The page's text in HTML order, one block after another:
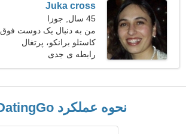
Juka cross
45 سال, جوزا
من به دنبال یک دوست فوق
العاده برای پیاده روی با هم
هستم
کاستلو برانکو، پرتغال
رابطه ی جدی
نحوه عملکرد PrtDatingGo